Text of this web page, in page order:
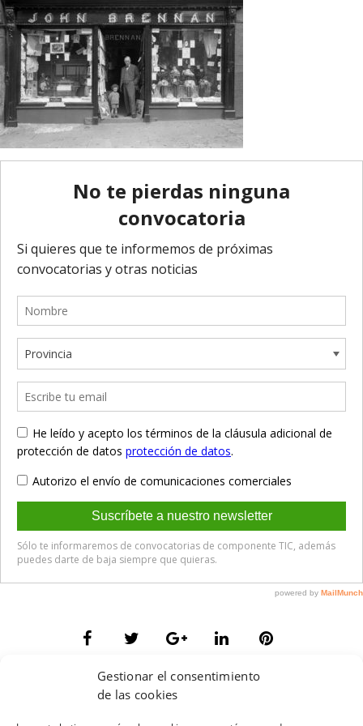
Gestionar el consentimiento
de las cookies